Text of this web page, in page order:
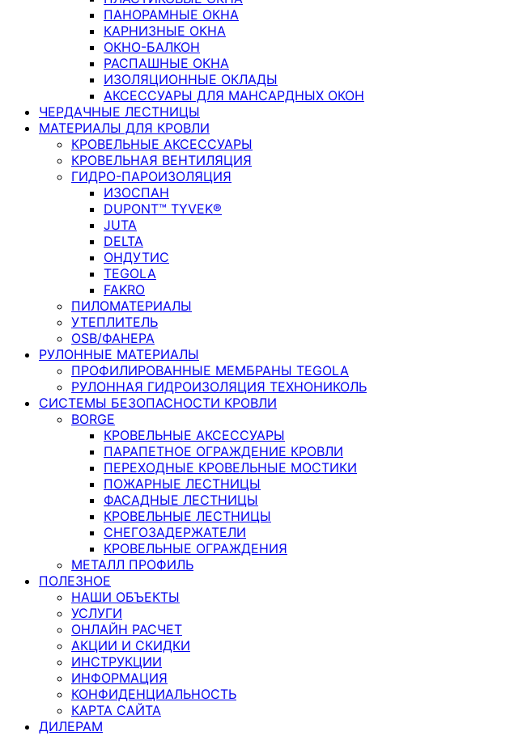
ПАНОРАМНЫЕ ОКНА
КАРНИЗНЫЕ ОКНА
ОКНО-БАЛКОН
РАСПАШНЫЕ ОКНА
ИЗОЛЯЦИОННЫЕ ОКЛАДЫ
АКСЕССУАРЫ ДЛЯ МАНСАРДНЫХ ОКОН
ЧЕРДАЧНЫЕ ЛЕСТНИЦЫ
МАТЕРИАЛЫ ДЛЯ КРОВЛИ
КРОВЕЛЬНЫЕ АКСЕССУАРЫ
КРОВЕЛЬНАЯ ВЕНТИЛЯЦИЯ
ГИДРО-ПАРОИЗОЛЯЦИЯ
ИЗОСПАН
DUPONT™ TYVEK®
JUTA
DELTA
ОНДУТИС
TEGOLA
FAKRO
ПИЛОМАТЕРИАЛЫ
УТЕПЛИТЕЛЬ
OSB/ФАНЕРА
РУЛОННЫЕ МАТЕРИАЛЫ
ПРОФИЛИРОВАННЫЕ МЕМБРАНЫ TEGOLA
РУЛОННАЯ ГИДРОИЗОЛЯЦИЯ ТЕХНОНИКОЛЬ
СИСТЕМЫ БЕЗОПАСНОСТИ КРОВЛИ
BORGE
КРОВЕЛЬНЫЕ АКСЕССУАРЫ
ПАРАПЕТНОЕ ОГРАЖДЕНИЕ КРОВЛИ
ПЕРЕХОДНЫЕ КРОВЕЛЬНЫЕ МОСТИКИ
ПОЖАРНЫЕ ЛЕСТНИЦЫ
ФАСАДНЫЕ ЛЕСТНИЦЫ
КРОВЕЛЬНЫЕ ЛЕСТНИЦЫ
СНЕГОЗАДЕРЖАТЕЛИ
КРОВЕЛЬНЫЕ ОГРАЖДЕНИЯ
МЕТАЛЛ ПРОФИЛЬ
ПОЛЕЗНОЕ
НАШИ ОБЪЕКТЫ
УСЛУГИ
ОНЛАЙН РАСЧЕТ
АКЦИИ И СКИДКИ
ИНСТРУКЦИИ
ИНФОРМАЦИЯ
КОНФИДЕНЦИАЛЬНОСТЬ
КАРТА САЙТА
ДИЛЕРАМ